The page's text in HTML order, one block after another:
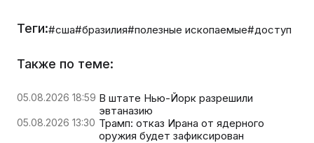
Теги:#сша#бразилия#полезные ископаемые#доступ
Также по теме:
05.08.2026 18:59 В штате Нью-Йорк разрешили
эвтаназию
05.08.2026 13:30 Трамп: отказ Ирана от ядерного
оружия будет зафиксирован